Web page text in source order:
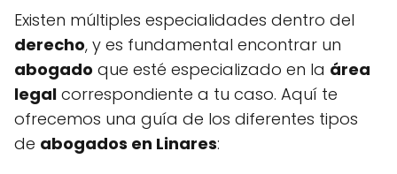
Existen múltiples especialidades dentro del
derecho, y es fundamental encontrar un
abogado que esté especializado en la área
legal correspondiente a tu caso. Aquí te
ofrecemos una guía de los diferentes tipos
de abogados en Linares: